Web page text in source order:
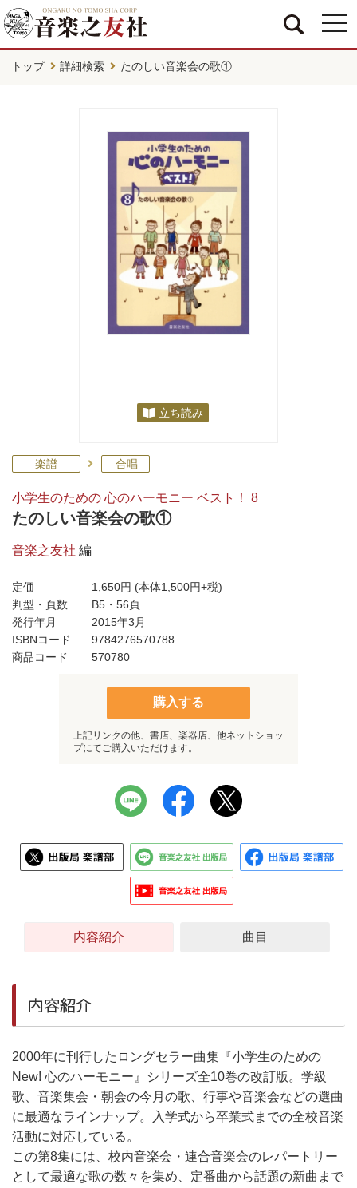
トップ 詳細検索 たのしい音楽会の歌①
立ち読み
楽譜 合唱
小学生のための 心のハーモニー ベスト！ 8
たのしい音楽会の歌①
音楽之友社 編
定価 1,650円 (本体1,500円+税)
判型・頁数
B5・56頁
発行年月
2015年3月
ISBNコード
9784276570788
商品コード
570780
購入する
上記リンクの他、書店、楽器店、他ネットショッ
プにてご購入いただけます。
内容紹介 曲目
内容紹介
2000年に刊行したロングセラー曲集『小学生のための
New! 心のハーモニー』シリーズ全10巻の改訂版。学級
歌、音楽集会・朝会の今月の歌、行事や音楽会などの選曲
に最適なラインナップ。入学式から卒業式までの全校音楽
活動に対応している。
この第8集には、校内音楽会・連合音楽会のレパートリー
として最適な歌の数々を集め、定番曲から話題の新曲まで